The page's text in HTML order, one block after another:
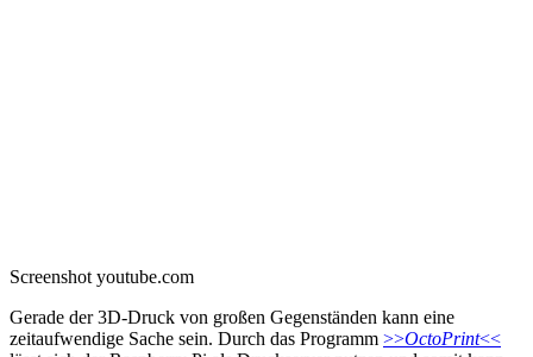
Screenshot youtube.com
Gerade der 3D-Druck von großen Gegenständen kann eine
zeitaufwendige Sache sein. Durch das Programm >>OctoPrint<<